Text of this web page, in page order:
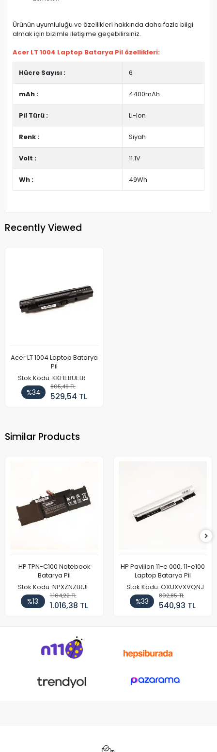
Ürünün uyumluluğu ve özellikleri hakkında daha fazla bilgi
almak için bizimle iletişime geçebilirsiniz.
Acer LT 1004 Laptop Batarya Pil özellikleri:
Hücre Sayısı : 6
mAh : 4400mAh
Pil Türü : Li-Ion
Renk : Siyah
Volt : 11.1V
Wh : 49Wh
Recently Viewed
Acer LT 1004 Laptop Batarya
Pil
Stok Kodu: KKFIEBUELR
%34
805,49 TL
529,54 TL
Similar Products
HP TPN-C100 Notebook
Batarya Pil
Stok Kodu: NPXZNZLRJI
%13
1.164,22 TL
1.016,38 TL
HP Pavilion 11-e 000, 11-e100
Laptop Batarya Pil
Stok Kodu: OXUXVXVQNJ
%33
802,85 TL
540,93 TL